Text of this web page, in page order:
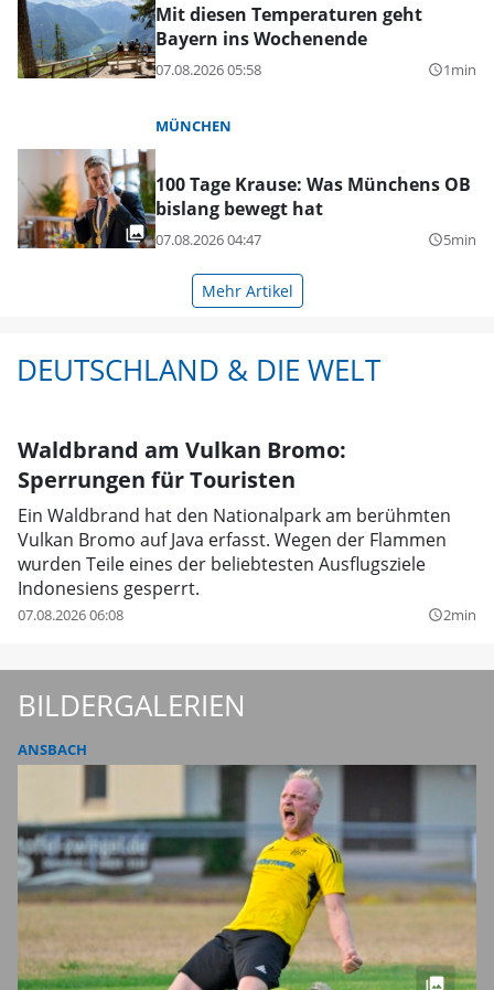
Mit diesen Temperaturen geht
Bayern ins Wochenende
07.08.2026 05:58 query_builder1min
MÜNCHEN
100 Tage Krause: Was Münchens OB
bislang bewegt hat
07.08.2026 04:47 query_builder5min
Mehr Artikel
DEUTSCHLAND & DIE WELT
Waldbrand am Vulkan Bromo:
Sperrungen für Touristen
Ein Waldbrand hat den Nationalpark am berühmten
Vulkan Bromo auf Java erfasst. Wegen der Flammen
wurden Teile eines der beliebtesten Ausflugsziele
Indonesiens gesperrt.
07.08.2026 06:08 query_builder2min
BILDERGALERIEN
ANSBACH